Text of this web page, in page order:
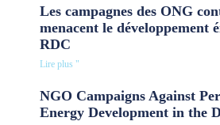
Les campagnes des ONG
menacent le développement
RDC
Lire plus "
NGO Campaigns Against
Energy Development in the